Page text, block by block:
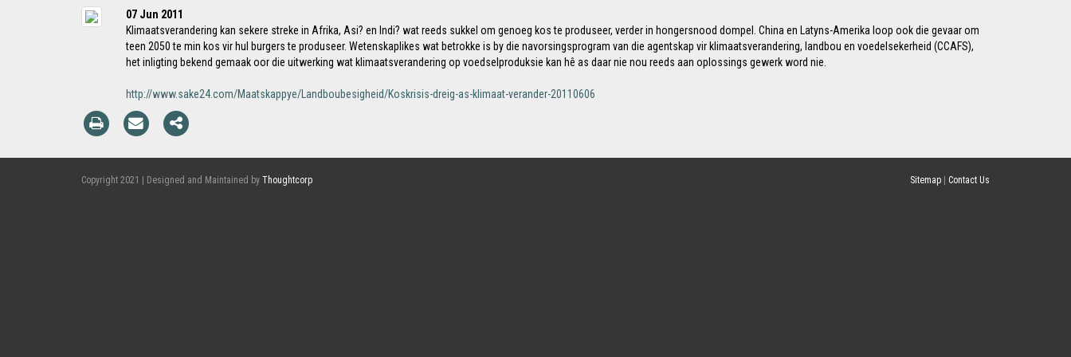
07 Jun 2011
Klimaatsverandering kan sekere streke in Afrika, Asi? en Indi? wat reeds sukkel om genoeg kos te produseer, verder in hongersnood dompel. China en Latyns-Amerika loop ook die gevaar om
teen 2050 te min kos vir hul burgers te produseer. Wetenskaplikes wat betrokke is by die navorsingsprogram van die agentskap vir klimaatsverandering, landbou en voedelsekerheid (CCAFS),
het inligting bekend gemaak oor die uitwerking wat klimaatsverandering op voedselproduksie kan hê as daar nie nou reeds aan oplossings gewerk word nie.
http://www.sake24.com/Maatskappye/Landboubesigheid/Koskrisis-dreig-as-klimaat-verander-20110606
Copyright 2021 | Designed and Maintained by Thoughtcorp Sitemap Contact Us